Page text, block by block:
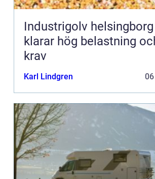
Industrigolv
klarar hög belastning
krav
Karl Lindgren